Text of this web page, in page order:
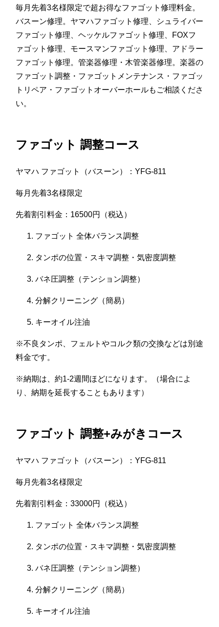
毎月先着3名様限定で超お得なファゴット修理料金。
バスーン修理。ヤマハファゴット修理、シュライバー
ファゴット修理、ヘッケルファゴット修理、FOXフ
ァゴット修理、モースマンファゴット修理、アドラー
ファゴット修理。管楽器修理・木管楽器修理。楽器の
ファゴット調整・ファゴットメンテナンス・ファゴッ
トリペア・ファゴットオーバーホールもご相談くださ
い。
ファゴット 調整コース
ヤマハ ファゴット（バスーン）：YFG-811
毎月先着3名様限定
先着割引料金：16500円（税込）
ファゴット 全体バランス調整
タンポの位置・スキマ調整・気密度調整
バネ圧調整（テンション調整）
分解クリーニング（簡易）
キーオイル注油
※不良タンポ、フェルトやコルク類の交換などは別途
料金です。
※納期は、約1-2週間ほどになります。（場合によ
り、納期を延長することもあります）
ファゴット 調整+みがきコース
ヤマハ ファゴット（バスーン）：YFG-811
毎月先着3名様限定
先着割引料金：33000円（税込）
ファゴット 全体バランス調整
タンポの位置・スキマ調整・気密度調整
バネ圧調整（テンション調整）
分解クリーニング（簡易）
キーオイル注油